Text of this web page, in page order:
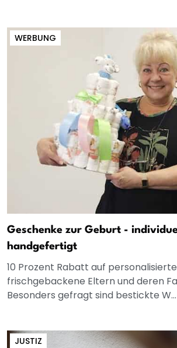
WERBUNG
Geschenke zur Geburt -
handgefertigt
10 Prozent Rabatt auf
frischgebackene Eltern und deren
Besonders gefragt sind bestickte W...
JUSTIZ